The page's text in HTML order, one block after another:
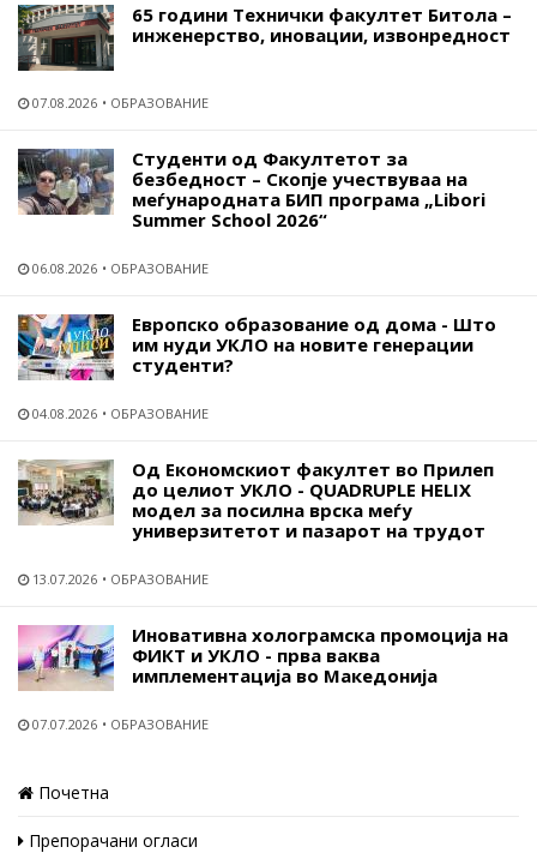
65 години Технички факултет Битола –
инженерство, иновации, извонредност
07.08.2026 ОБРАЗОВАНИЕ
Студенти од Факултетот за
безбедност – Скопје учествуваа на
меѓународната БИП програма „Libori
Summer School 2026“
06.08.2026 ОБРАЗОВАНИЕ
Европско образование од дома - Што
им нуди УКЛО на новите генерации
студенти?
04.08.2026 ОБРАЗОВАНИЕ
Од Економскиот факултет во Прилеп
до целиот УКЛО - QUADRUPLE HELIX
модел за посилна врска меѓу
универзитетот и пазарот на трудот
13.07.2026 ОБРАЗОВАНИЕ
Иновативна холограмска промоција на
ФИКТ и УКЛО - прва ваква
имплементација во Македонија
07.07.2026 ОБРАЗОВАНИЕ
Почетна
Препорачани огласи